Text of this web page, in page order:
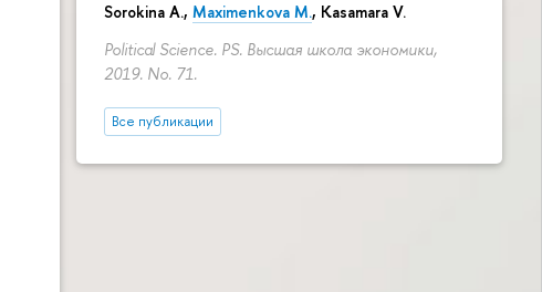
Sorokina A., Maximenkova M., Kasamara V.
Political Science. PS. Высшая школа экономики,
2019. No. 71.
Все публикации